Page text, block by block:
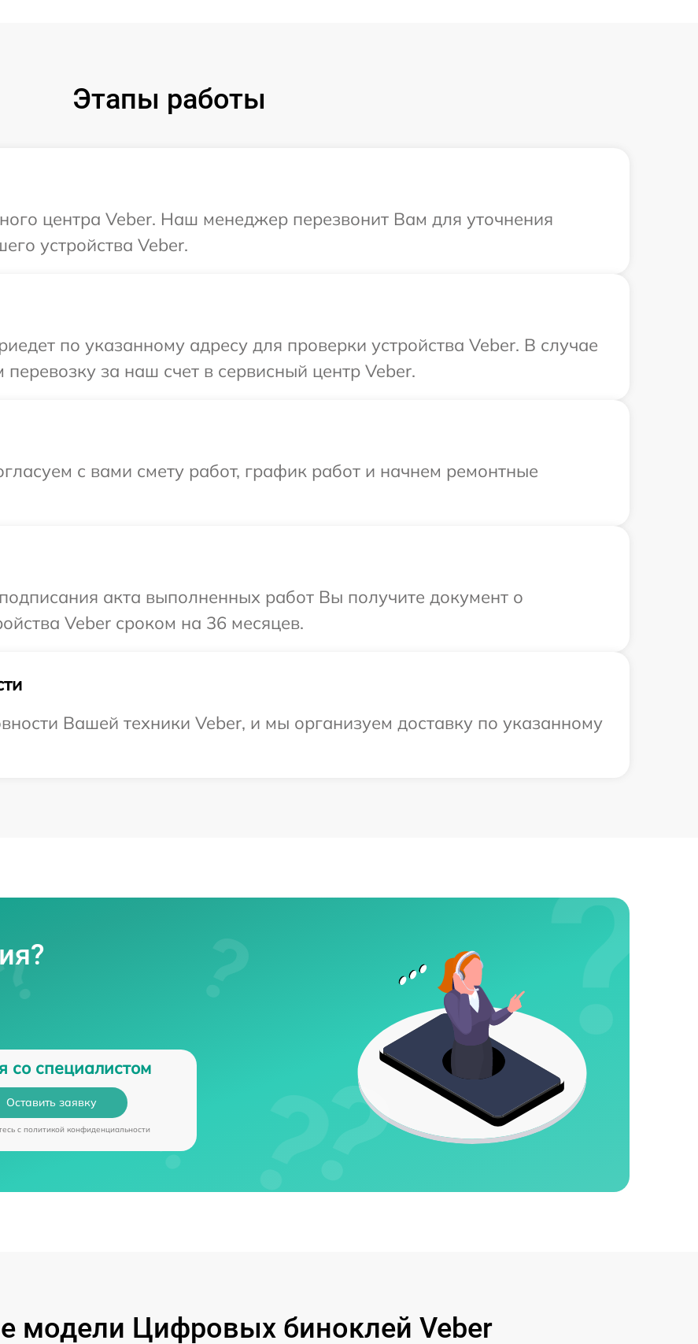
Этапы работы
центра Veber. Наш менеджер перезвонит Вам для уточнения
устройства Veber.
по указанному адресу для проверки устройства Veber. В случае
за наш счет в сервисный центр Veber.
с вами смету работ, график работ и начнем ремонтные
акта выполненных работ Вы получите документ о
Veber сроком на 36 месяцев.
Вашей техники Veber, и мы организуем доставку по указанному
со специалистом
Оставить заявку
c политикой конфиденциальности
модели Цифровых биноклей Veber